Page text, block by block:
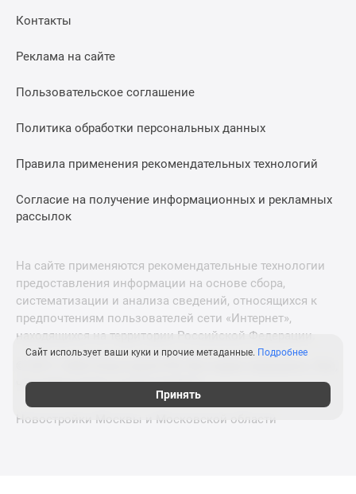
Контакты
Реклама на сайте
Пользовательское соглашение
Политика обработки персональных данных
Правила применения рекомендательных технологий
Согласие на получение информационных и рекламных
рассылок
На сайте применяются рекомендательные технологии
предоставления информации на основе сбора,
систематизации и анализа сведений, относящихся к
предпочтениям пользователей сети «Интернет»,
находящихся на территории Российской Федерации.
что нужно знать о новостройках
Новостройки Москвы и Московской области
Сайт использует ваши куки и прочие метаданные. Подробнее
Принять